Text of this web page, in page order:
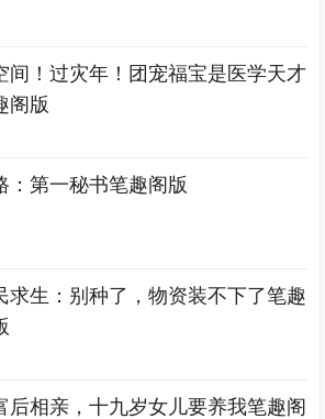
间！过灾年！团宠福宝是医学天才
阁版
：第一秘书笔趣阁版
求生：别种了，物资装不下了笔趣
后相亲，十九岁女儿要养我笔趣阁